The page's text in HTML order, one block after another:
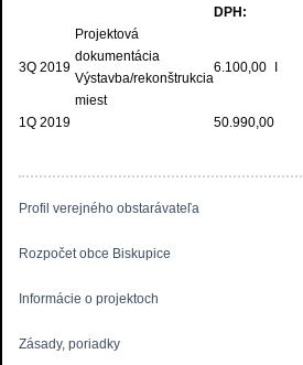
DPH:
3Q 2019
Projektová
dokumentácia
Výstavba/rekonštrukcia
miest
6.100,00
1Q 2019 50.990,00
Profil verejného obstarávateľa
Rozpočet obce Biskupice
Informácie o projektoch
Zásady, poriadky